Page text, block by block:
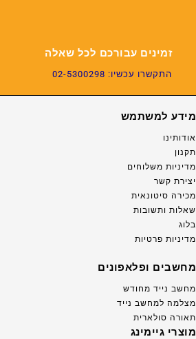
זמינים עבורכם לכל שאלה
התקשרו עכשיו: 02-5300298
מידע למשתמש
אודותינו
תקנון
מדיניות משלוחים
יצירת קשר
מכירה סיטונאית
שאלות ותשובות
בלוג
מדיניות פרטיות
מחשבים ופלאפונים
מחשב נייד מחודש
מצלמה למחשב נייד
תאורה סולארית
מוצרי גיימינג